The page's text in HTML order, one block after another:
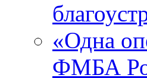
«Одна
ФМБА